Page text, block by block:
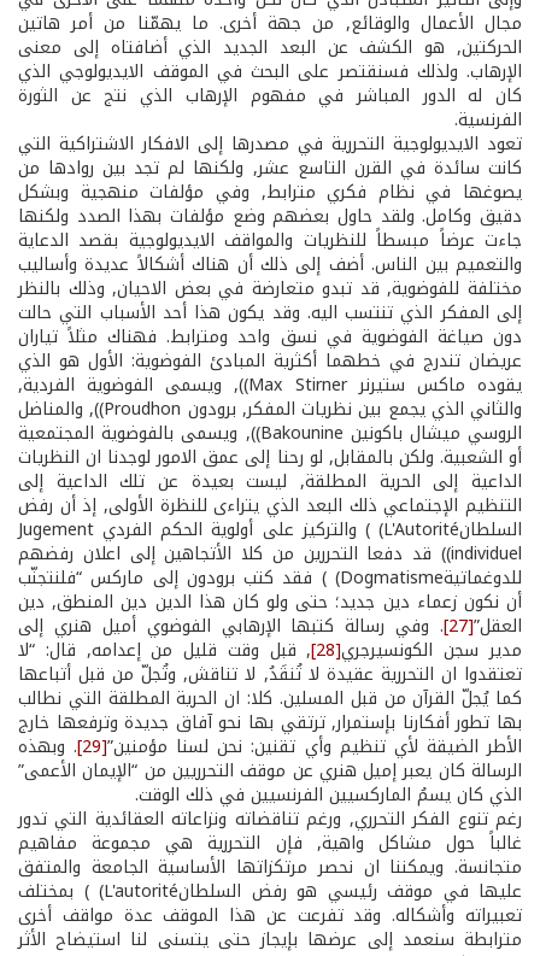
مجال الأعمال والوقائع, من جهة أخرى. ما يهمّنا من أمر هاتين
الحركتين, هو الكشف عن البعد الجديد الذي أضافتاه إلى معنى
الإرهاب. ولذلك فسنقتصر على البحث في الموقف الايديولوجي الذي
كان له الدور المباشر في مفهوم الإرهاب الذي نتج عن الثورة
الفرنسية.
تعود الايديولوجية التحررية في مصدرها إلى الافكار الاشتراكية التي
كانت سائدة في القرن التاسع عشر, ولكنها لم تجد بين روادها من
يصوغها في نظام فكري مترابط, وفي مؤلفات منهجية وبشكل
دقيق وكامل. ولقد حاول بعضهم وضع مؤلفات بهذا الصدد ولكنها
جاءت عرضاً مبسطاً للنظريات والمواقف الايديولوجية بقصد الدعاية
والتعميم بين الناس. أضف إلى ذلك أن هناك أشكالاً عديدة وأساليب
مختلفة للفوضوية, قد تبدو متعارضة في بعض الاحيان, وذلك بالنظر
إلى المفكر الذي تنتسب اليه. وقد يكون هذا أحد الأسباب التي حالت
دون صياغة الفوضوية في نسق واحد ومترابط. فهناك مثلاً تياران
عريضان تندرج في خطهما أكثرية المبادئ الفوضوية: الأول هو الذي
يقوده ماكس ستيرنر Max Stirner)), ويسمى الفوضوية الفردية,
والثاني الذي يجمع بين نظريات المفكر, برودون Proudhon)), والمناضل
الروسي ميشال باكونين Bakounine)), ويسمى بالفوضوية المجتمعية
أو الشعبية. ولكن بالمقابل, لو رحنا إلى عمق الامور لوجدنا ان النظريات
الداعية إلى الحرية المطلقة, ليست بعيدة عن تلك الداعية إلى
التنظيم الإجتماعي ذلك البعد الذي يتراءى للنظرة الأولى, إذ أن رفض
السلطانL'Autorité) ) والتركيز على أولوية الحكم الفردي Jugement
individuel)) قد دفعا التحررين من كلا الأتجاهين إلى اعلان رفضهم
للدوغماتيةDogmatisme) ) فقد كتب برودون إلى ماركس “فلنتجنّب
أن نكون زعماء دين جديد؛ حتى ولو كان هذا الدين دين المنطق, دين
العقل”[27] . وفي رسالة كتبها الإرهابي الفوضوي أميل هنري إلى
مدير سجن الكونسيرجري[28] , قبل وقت قليل من إعدامه, قال: “لا
تعتقدوا ان التحررية عقيدة لا تُنقَدُ, لا تناقش, وتُجلّ من قبل أتباعها
كما يُجلّ القرآن من قبل المسلين. كلا: ان الحرية المطلقة التي نطالب
بها تطور أفكارنا بإستمرار, ترتقي بها نحو آفاق جديدة وترفعها خارج
الأطر الضيقة لأي تنظيم وأي تقنين: نحن لسنا مؤمنين”[29] . وبهذه
الرسالة كان يعبر إميل هنري عن موقف التحرريين من “الإيمان الأعمى”
الذي كان يسمُ الماركسيين الفرنسيين في ذلك الوقت.
رغم تنوع الفكر التحرري, ورغم تناقضاته ونزاعاته العقائدية التي تدور
غالباً حول مشاكل واهية, فإن التحررية هي مجموعة مفاهيم
متجانسة. ويمكننا ان نحصر مرتكزاتها الأساسية الجامعة والمتفق
عليها في موقف رئيسي هو رفض السلطانL'autorité) ) بمختلف
تعبيراته وأشكاله. وقد تفرعت عن هذا الموقف عدة مواقف أخرى
مترابطة سنعمد إلى عرضها بإيجاز حتى يتسنى لنا استيضاح الأثر